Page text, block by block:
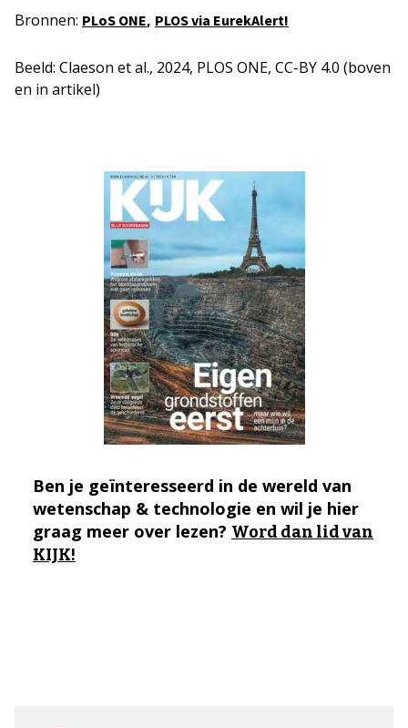
Bronnen: PLoS ONE, PLOS via EurekAlert!
Beeld: Claeson et al., 2024, PLOS ONE, CC-BY 4.0 (boven
en in artikel)
Ben je geïnteresseerd in de wereld van
wetenschap & technologie en wil je hier
graag meer over lezen? Word dan lid van
KIJK!